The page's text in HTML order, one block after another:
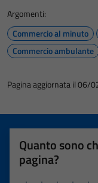
Argomenti:
Commercio al minuto
Commercio ambulante
Pagina aggiornata il 06/
Quanto sono
pagina?